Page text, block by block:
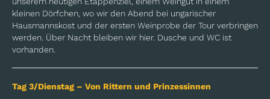
kleinen Dörfchen, wo wir den Abend bei ungarischer
Hausmannskost und der ersten Weinprobe der Tour verbringen
werden. Über Nacht bleiben wir hier. Dusche und WC ist
vorhanden.
Tag 3/Dienstag – Von Rittern und Prinzessinnen